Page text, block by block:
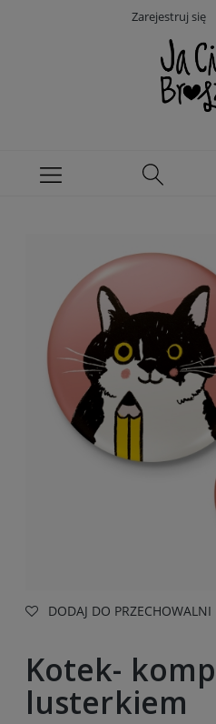
Zarejestruj się
DODAJ DO PRZECHOWALNI
Kotek-
lusterkiem